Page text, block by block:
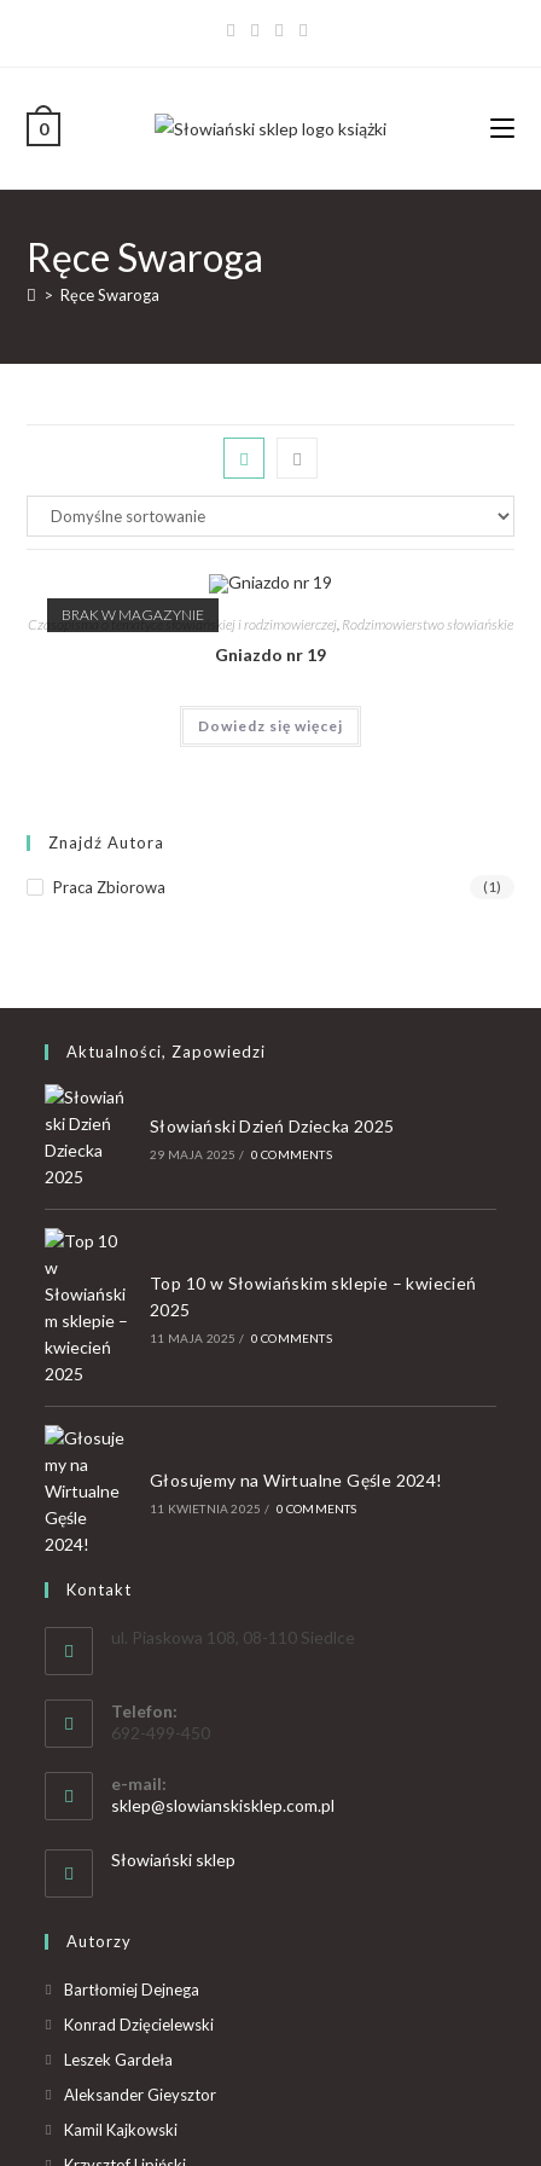
0
Ręce Swaroga
> Ręce Swaroga
BRAK W MAGAZYNIE
Czasopisma o tematyce słowiańskiej i rodzimowierczej, Rodzimowierstwo słowiańskie
Gniazdo nr 19
Dowiedz się więcej
Znajdź Autora
Praca Zbiorowa (1)
Aktualności, Zapowiedzi
Słowiański Dzień Dziecka 2025
29 MAJA 2025 / 0 COMMENTS
Top 10 w Słowiańskim sklepie – kwiecień
2025
11 MAJA 2025 / 0 COMMENTS
Głosujemy na Wirtualne Gęśle 2024!
11 KWIETNIA 2025 / 0 COMMENTS
Kontakt
ul. Piaskowa 108, 08-110 Siedlce
Telefon:
692-499-450
e-mail:
sklep@slowianskisklep.com.pl
Słowiański sklep
Autorzy
Bartłomiej Dejnega
Konrad Dzięcielewski
Leszek Gardeła
Aleksander Gieysztor
Kamil Kajkowski